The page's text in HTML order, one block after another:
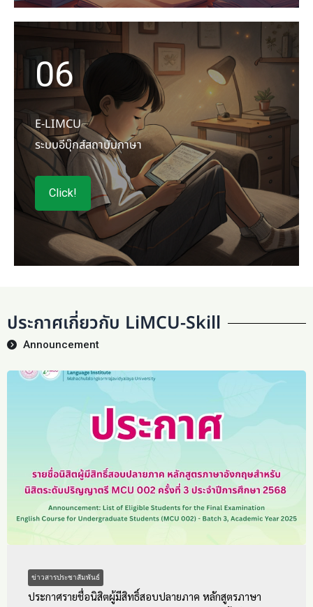
06
E-LIMCU
ระบบอีบุ๊กส์สถาบันภาษา
Click!
ประกาศเกี่ยวกับ LiMCU-Skill
Announcement
ข่าวสารประชาสัมพันธ์
ประกาศรายชื่อนิสิตผู้มีสิทธิ์สอบปลายภาค หลักสูตรภาษา